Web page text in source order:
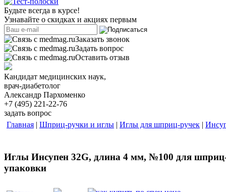
Будьте всегда в курсе!
Узнавайте о скидках и акциях первым
Заказать звонок
Задать вопрос
Оставить отзыв
Кандидат медицинских наук,
врач-диабетолог
Александр Пархоменко
+7 (495) 221-22-76
задать вопрос
Главная | Шприц-ручки и иглы | Иглы для шприц-ручек |
Иглы Инсупен 32G, длина 4 мм, №100 для
упаковки